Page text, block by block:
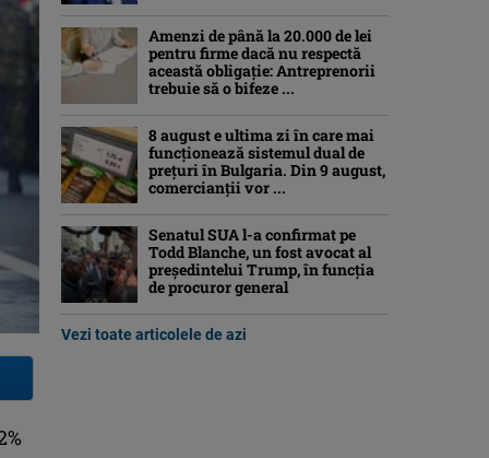
Amenzi de până la 20.000 de lei
pentru firme dacă nu respectă
această obligație: Antreprenorii
trebuie să o bifeze ...
8 august e ultima zi în care mai
funcționează sistemul dual de
prețuri în Bulgaria. Din 9 august,
comercianții vor ...
Senatul SUA l-a confirmat pe
Todd Blanche, un fost avocat al
președintelui Trump, în funcția
de procuror general
Vezi toate articolele de azi